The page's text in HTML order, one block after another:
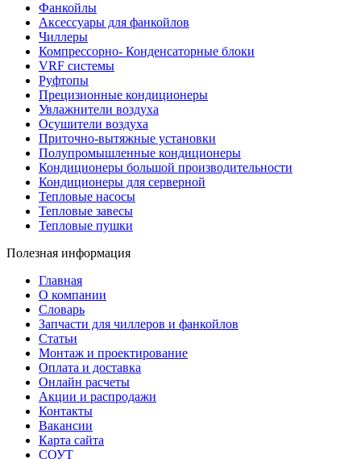
Фанкойлы
Аксессуары для фанкойлов
Чиллеры
Компрессорно- Конденсаторные блоки
VRF системы
Руфтопы
Прецизионные кондиционеры
Увлажнители воздуха
Осушители воздуха
Приточно-вытяжные установки
Полупромышленные кондиционеры
Кондиционеры большой производительности
Кондиционеры для серверной
Тепловые насосы
Тепловые завесы
Тепловые пушки
Полезная информация
Главная
О компании
Словарь
Запчасти для чиллеров и фанкойлов
Статьи
Монтаж и проектирование
Оплата и доставка
Онлайн расчеты
Акции и распродажи
Контакты
Вакансии
Карта сайта
СОУТ